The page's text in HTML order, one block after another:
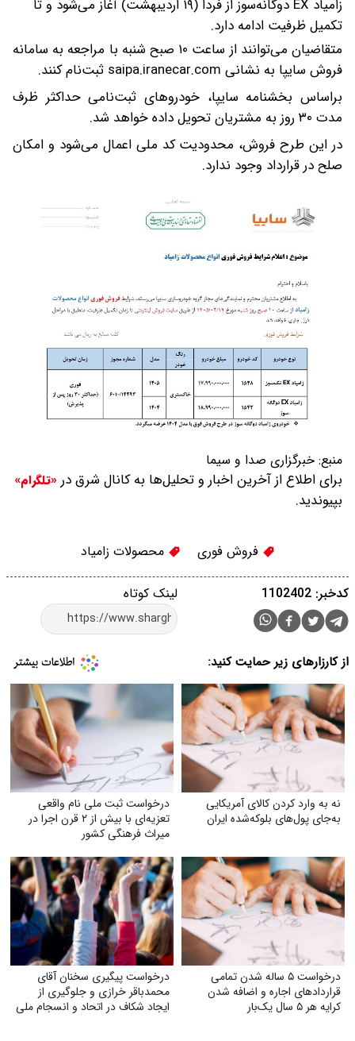
زامیاد EX دوگانه‌سوز از فردا (۱۹ اردیبهشت) آغاز می‌شود و تا
تکمیل ظرفیت ادامه دارد.
متقاضیان می‌توانند از ساعت ۱۰ صبح شنبه با مراجعه به سامانه
فروش سایپا به نشانی saipa.iranecar.com ثبت‌نام کنند.
براساس بخشنامه سایپا، خودرو‌های ثبت‌نامی حداکثر ظرف
مدت ۳۰ روز به مشتریان تحویل داده خواهد شد.
در این طرح فروش، محدودیت کد ملی اعمال می‌شود و امکان
صلح در قرارداد وجود ندارد.
منبع: خبرگزاری صدا و سیما
برای اطلاع از آخرین اخبار و تحلیل‌ها به کانال شرق در «تلگرام»
بپیوندید.
فروش فوری محصولات زامیاد
لینک کوتاه کدخبر: 1102402
از کارزارهای زیر حمایت کنید:
نه به وارد کردن کالای آمریکایی
به‌جای پول‌های بلوکه‌شده ایران
درخواست ثبت ملی نام واقعی
تعزیه‌ای با بیش از ۲ قرن اجرا در
میراث فرهنگی کشور
درخواست ۵ ساله شدن تمامی
قراردادهای اجاره و اضافه شدن
کرایه هر ۵ سال یک‌بار
درخواست پیگیری سخنان آقای
محمدباقر خرازی و جلوگیری از
ایجاد شکاف در اتحاد و انسجام ملی